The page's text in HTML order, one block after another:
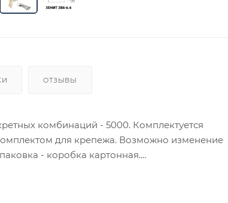
ОТЗЫВЫ
комбинаций - 5000. Комплектуется
для крепежа. Возможно изменение
- коробка картонная.